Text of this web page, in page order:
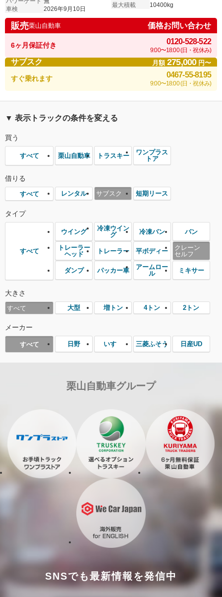
車検
2026年9月10日
最大積載
10400kg
販売栗山自動車 価格お問い合わせ
6ヶ月保証付き 0120-528-522
9:00〜18:00 (日・祝休み)
サブスク 月額275,000円〜
すぐ乗れます 0467-55-8195
9:00〜18:00 (日・祝休み)
▼ 表示トラックの条件を変える
買う
すべて 栗山自動車 トラスキー
ワンプラス
トア
借りる
すべて レンタル サブスク 短期リース
タイプ
すべて
ウイング
冷凍ウイン
グ
冷凍バン バン
トレーラー
ヘッド
トレーラー 平ボディー
クレーン
セルフ
ダンプ パッカー車
アームロー
ル
ミキサー
大きさ
すべて 大型 増トン 4トン 2トン
メーカー
すべて 日野 いすゞ 三菱ふそう 日産UD
栗山自動車グループ
SNSでも最新情報を発信中